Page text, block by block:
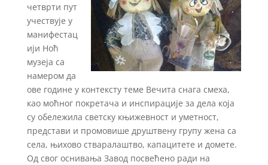
четврти пут
учествује у
манифестац
ији Ноћ
музеја са
намером да
ове године у контексту теме Вечита снага смеха,
као моћног покретача и инспирације за дела која
су обележила светску књижевност и уметност,
представи и промовише друштвену групу жена са
села, њихово стваралаштво, капацитете и домете.
Од свог оснивања Завод посвећено ради на